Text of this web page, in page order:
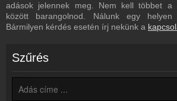
Műsorújság
Erdély FM műsorai
Írj nekünk!
Partnerek
Rádiós partnerek
adások jelennek meg. Nem kell többet a
között barangolnod. Nálunk egy helyen
Bármilyen kérdés esetén írj nekünk a
Szűrés